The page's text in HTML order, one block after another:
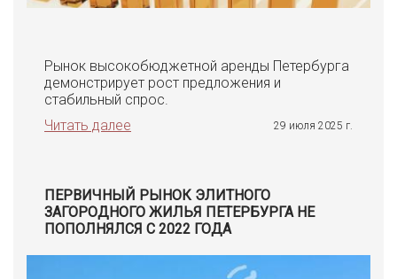
Рынок высокобюджетной аренды Петербурга
демонстрирует рост предложения и
стабильный спрос.
Читать далее
29 июля 2025 г.
ПЕРВИЧНЫЙ РЫНОК ЭЛИТНОГО
ЗАГОРОДНОГО ЖИЛЬЯ ПЕТЕРБУРГА НЕ
ПОПОЛНЯЛСЯ С 2022 ГОДА